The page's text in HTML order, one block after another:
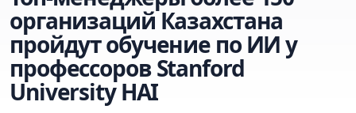
организаций Казахстана
пройдут обучение по ИИ у
профессоров Stanford
University HAI